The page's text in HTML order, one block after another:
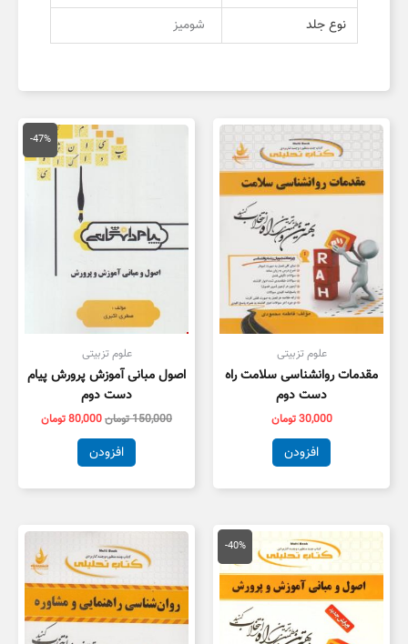
نوع جلد
شومیز
علوم تزبیتی
مقدمات روانشناسی سلامت راه
دست دوم
30,000تومان
افزودن
-47%
علوم تزبیتی
اصول مبانی آموزش پرورش پیام
دست دوم
150,000تومان
قیمت
اصلی
150,000 تومان
بود.
80,000تومان
قیمت
فعلی
است.
افزودن
-40%
قیمت
اصلی
134,000 تومان
بود.
قیمت
فعلی
است.